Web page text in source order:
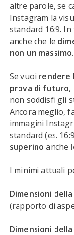
altre parole, se
Instagram la
standard 16:9.
anche che le
non un massimo.
Se vuoi rendere
prova di futuro,
non soddisfi gli
Ancora meglio,
immagini
standard (es.
superino anche
I minimi attuali
Dimensioni
(rapporto di
Dimensioni